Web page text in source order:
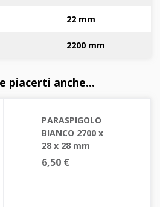
22 mm
2200 mm
piacerti anche...
PARASPIGOLO
BIANCO 2700 x
28 x 28 mm
6,50 €